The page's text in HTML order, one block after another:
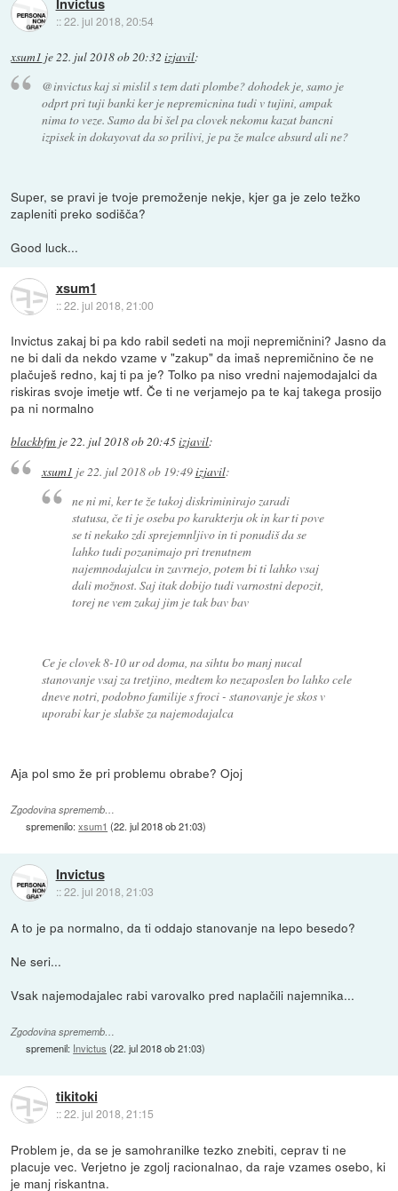
::22. jul 2018, 20:54
xsum1 je22. jul 2018 ob 20:32 izjavil:
@invictus kaj si mislil s tem dati plombe? dohodek je, samo je
odprt pri tuji banki ker je nepremicnina tudi v tujini, ampak
nima to veze. Samo da bi šel pa clovek nekomu kazat bancni
izpisek in dokayovat da so prilivi, je pa že malce absurd ali ne?
Super, se pravi je tvoje premoženje nekje, kjer ga je zelo težko
zapleniti preko sodišča?
Good luck...
xsum1
::22. jul 2018, 21:00
Invictus zakaj bi pa kdo rabil sedeti na moji nepremičnini? Jasno da
ne bi dali da nekdo vzame v "zakup" da imaš nepremičnino če ne
plačuješ redno, kaj ti pa je? Tolko pa niso vredni najemodajalci da
riskiras svoje imetje wtf. Če ti ne verjamejo pa te kaj takega prosijo
pa ni normalno
blackbfm je22. jul 2018 ob 20:45izjavil:
xsum1 je22. jul 2018 ob 19:49izjavil:
ne ni mi, ker te že takoj diskriminirajo zaradi
statusa, če ti je oseba po karakterju ok in kar ti pove
se ti nekako zdi sprejemnljivo in ti ponudiš da se
lahko tudi pozanimajo pri trenutnem
najemnodajalcu in zavrnejo, potem bi ti lahko vsaj
dali možnost. Saj itak dobijo tudi varnostni depozit,
torej ne vem zakaj jim je tak bav bav
Ce je clovek 8-10 ur od doma, na sihtu bo manj nucal
stanovanje vsaj za tretjino, medtem ko nezaposlen bo lahko cele
dneve notri, podobno familije s froci - stanovanje je skos v
uporabi kar je slabše za najemodajalca
Aja pol smo že pri problemu obrabe? Ojoj
Zgodovina sprememb…
spremenilo:xsum1 (22. jul 2018 ob 21:03)
Invictus
::22. jul 2018, 21:03
A to je pa normalno, da ti oddajo stanovanje na lepo besedo?
Ne seri...
Vsak najemodajalec rabi varovalko pred naplačili najemnika...
Zgodovina sprememb…
spremenil: Invictus (22. jul 2018 ob 21:03)
tikitoki
::22. jul 2018, 21:15
Problem je, da se je samohranilke tezko znebiti, ceprav ti ne
placuje vec. Verjetno je zgolj racionalnao, da raje vzames osebo, ki
je manj riskantna.